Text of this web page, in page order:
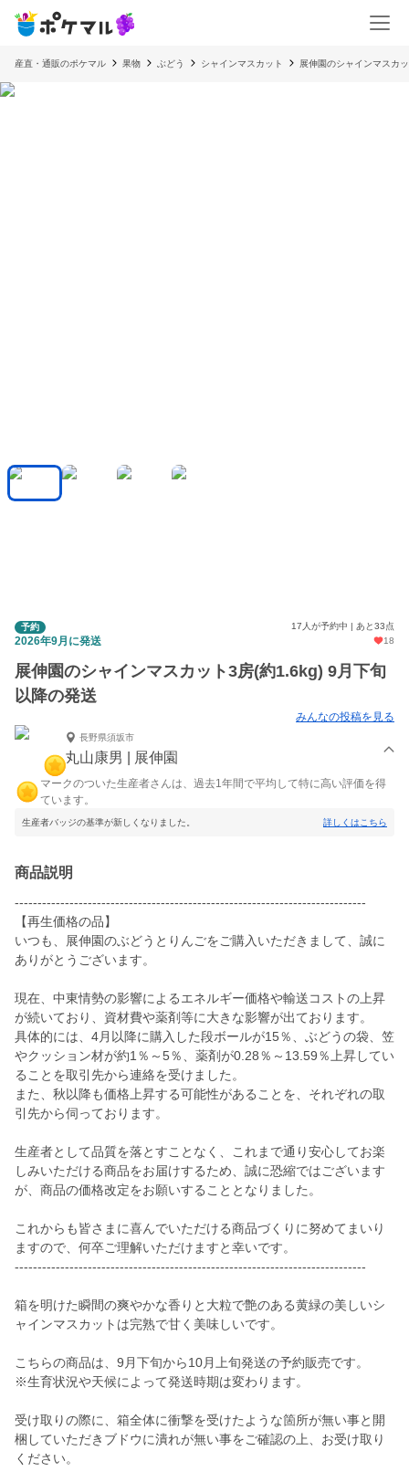
産直・通販のポケマル 果物 ぶどう シャインマスカット 展伸園のシャインマスカ
予約 17人が予約中 | あと33点
2026年9月に発送 18
展伸園のシャインマスカット3房(約1.6kg) 9月下旬
以降の発送
みんなの投稿を見る
長野県須坂市
丸山康男 | 展伸園
マークのついた生産者さんは、過去1年間で平均して特に高い評価を得
ています。
生産者バッジの基準が新しくなりました。 詳しくはこちら
商品説明
-----------------------------------------------------------------------------
【再生価格の品】
いつも、展伸園のぶどうとりんごをご購入いただきまして、誠に
ありがとうございます。
現在、中東情勢の影響によるエネルギー価格や輸送コストの上昇
が続いており、資材費や薬剤等に大きな影響が出ております。
具体的には、4月以降に購入した段ボールが15％、ぶどうの袋、笠
やクッション材が約1％～5％、薬剤が0.28％～13.59％上昇してい
ることを取引先から連絡を受けました。
また、秋以降も価格上昇する可能性があることを、それぞれの取
引先から伺っております。
生産者として品質を落とすことなく、これまで通り安心してお楽
しみいただける商品をお届けするため、誠に恐縮ではございます
が、商品の価格改定をお願いすることとなりました。
これからも皆さまに喜んでいただける商品づくりに努めてまいり
ますので、何卒ご理解いただけますと幸いです。
-----------------------------------------------------------------------------
箱を明けた瞬間の爽やかな香りと大粒で艶のある黄緑の美しいシ
ャインマスカットは完熟で甘く美味しいです。
こちらの商品は、9月下旬から10月上旬発送の予約販売です。
※生育状況や天候によって発送時期は変わります。
受け取りの際に、箱全体に衝撃を受けたような箇所が無い事と開
梱していただきブドウに潰れが無い事をご確認の上、お受け取り
ください。